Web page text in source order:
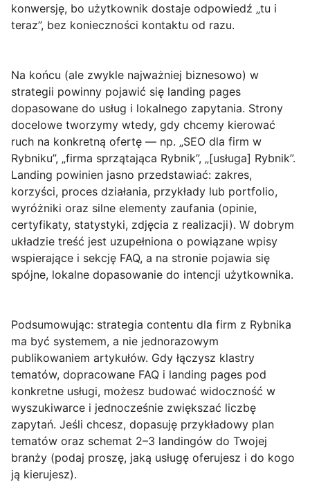
konwersję, bo użytkownik dostaje odpowiedź „tu i
teraz”, bez konieczności kontaktu od razu.
Na końcu (ale zwykle najważniej biznesowo) w
strategii powinny pojawić się landing pages
dopasowane do usług i lokalnego zapytania. Strony
docelowe tworzymy wtedy, gdy chcemy kierować
ruch na konkretną ofertę — np. „SEO dla firm w
Rybniku”, „firma sprzątająca Rybnik”, „[usługa] Rybnik”.
Landing powinien jasno przedstawiać: zakres,
korzyści, proces działania, przykłady lub portfolio,
wyróżniki oraz silne elementy zaufania (opinie,
certyfikaty, statystyki, zdjęcia z realizacji). W dobrym
układzie treść jest uzupełniona o powiązane wpisy
wspierające i sekcję FAQ, a na stronie pojawia się
spójne, lokalne dopasowanie do intencji użytkownika.
Podsumowując: strategia contentu dla firm z Rybnika
ma być systemem, a nie jednorazowym
publikowaniem artykułów. Gdy łączysz klastry
tematów, dopracowane FAQ i landing pages pod
konkretne usługi, możesz budować widoczność w
wyszukiwarce i jednocześnie zwiększać liczbę
zapytań. Jeśli chcesz, dopasuję przykładowy plan
tematów oraz schemat 2–3 landingów do Twojej
branży (podaj proszę, jaką usługę oferujesz i do kogo
ją kierujesz).